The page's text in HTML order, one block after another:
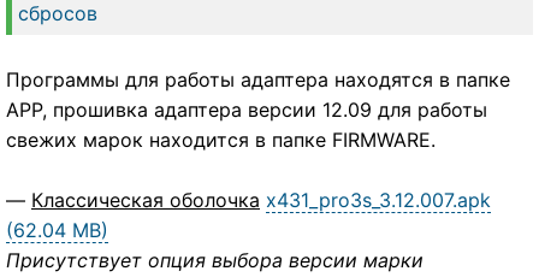
сбросов
Программы для работы адаптера находятся в папке
APP, прошивка адаптера версии 12.09 для работы
свежих марок находится в папке FIRMWARE.
— Классическая оболочка x431_pro3s_3.12.007.apk
(62.04 MB)
Присутствует опция выбора версии марки